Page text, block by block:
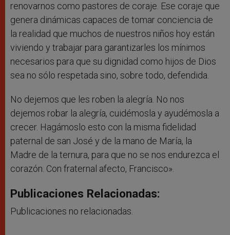
renovarnos como pastores de coraje. Ese coraje que
genera dinámicas capaces de tomar conciencia de
la realidad que muchos de nuestros niños hoy están
viviendo y trabajar para garantizarles los mínimos
necesarios para que su dignidad como hijos de Dios
sea no sólo respetada sino, sobre todo, defendida.
No dejemos que les roben la alegría. No nos
dejemos robar la alegría, cuidémosla y ayudémosla a
crecer. Hagámoslo esto con la misma fidelidad
paternal de san José y de la mano de María, la
Madre de la ternura, para que no se nos endurezca el
corazón. Con fraternal afecto, Francisco».
Publicaciones Relacionadas:
Publicaciones no relacionadas.